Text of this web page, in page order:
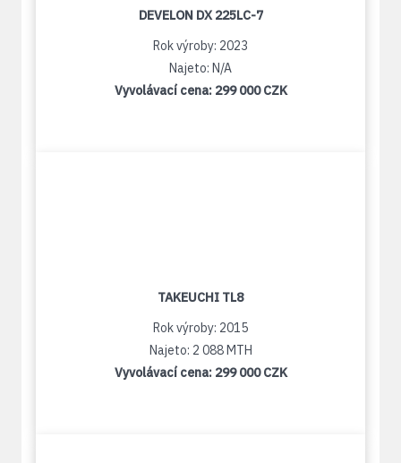
DEVELON DX 225LC-7
Rok výroby: 2023
Najeto: N/A
Vyvolávací cena: 299 000 CZK
TAKEUCHI TL8
Rok výroby: 2015
Najeto: 2 088 MTH
Vyvolávací cena: 299 000 CZK